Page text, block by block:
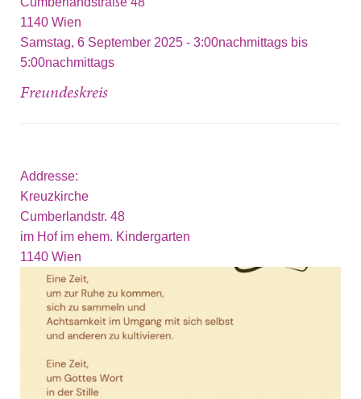
1140 Wien
Samstag, 6 September 2025 - 3:00nachmittags bis
5:00nachmittags
Freundeskreis
Addresse:
Kreuzkirche
Cumberlandstr. 48
im Hof im ehem. Kindergarten
1140 Wien